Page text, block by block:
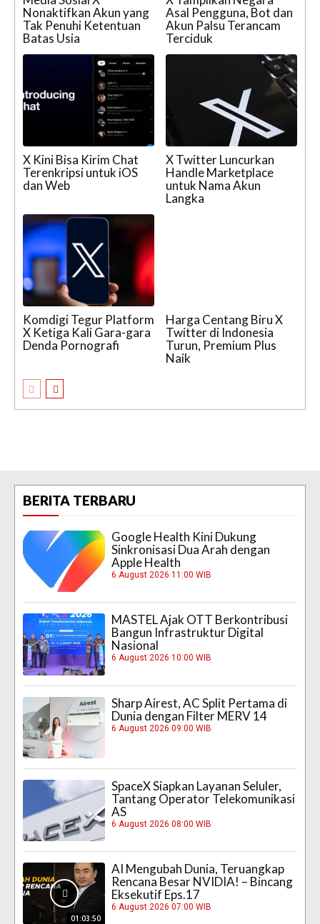
Nonaktifkan Akun yang
Tak Penuhi Ketentuan
Batas Usia
Asal Pengguna, Bot dan
Akun Palsu Terancam
Terciduk
X Kini Bisa Kirim Chat
Terenkripsi untuk iOS
dan Web
X Twitter Luncurkan
Handle Marketplace
untuk Nama Akun
Langka
Komdigi Tegur Platform
X Ketiga Kali Gara-gara
Denda Pornografi
Harga Centang Biru X
Twitter di Indonesia
Turun, Premium Plus
Naik
BERITA TERBARU
Google Health Kini Dukung
Sinkronisasi Dua Arah dengan
Apple Health
6 August 2026 11:00 WIB
MASTEL Ajak OTT Berkontribusi
Bangun Infrastruktur Digital
Nasional
6 August 2026 10:00 WIB
Sharp Airest, AC Split Pertama di
Dunia dengan Filter MERV 14
6 August 2026 09:00 WIB
SpaceX Siapkan Layanan Seluler,
Tantang Operator Telekomunikasi
AS
6 August 2026 08:00 WIB
01:03:50
AI Mengubah Dunia, Teruangkap
Rencana Besar NVIDIA! – Bincang
Eksekutif Eps.17
6 August 2026 07:00 WIB